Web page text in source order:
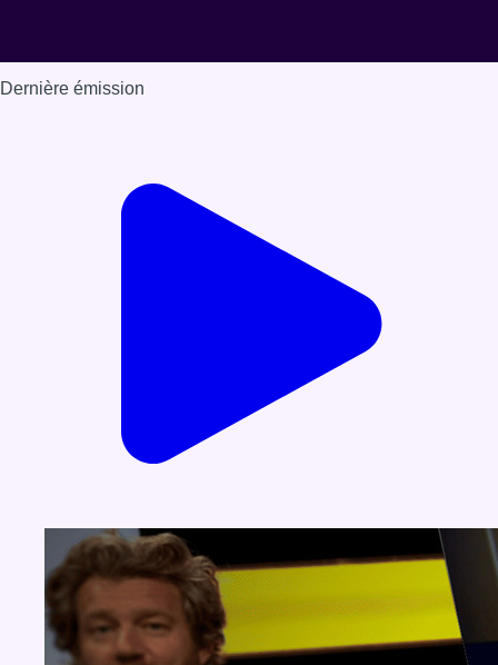
Dernière émission